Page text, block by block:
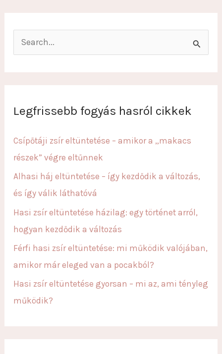
e
c
f
o
r
:
Legfrissebb fogyás hasról cikkek
Csípőtáji zsír eltüntetése – amikor a „makacs
részek” végre eltűnnek
Alhasi háj eltüntetése – így kezdődik a változás,
és így válik láthatóvá
Hasi zsír eltüntetése házilag: egy történet arról,
hogyan kezdődik a változás
Férfi hasi zsír eltüntetése: mi működik valójában,
amikor már eleged van a pocakból?
Hasi zsír eltüntetése gyorsan – mi az, ami tényleg
működik?